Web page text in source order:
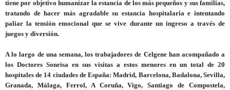
tiene por objetivo humanizar la estancia de los más pequeños y sus familias,
tratando de hacer más agradable su estancia hospitalaria e intentando
paliar la tensión emocional que se vive durante un ingreso a través de
juegos y diversión.
A lo largo de una semana, los trabajadores de Celgene han acompañado a
los Doctores Sonrisa en sus visitas a estos menores en un total de 20
hospitales de 14 ciudades de España: Madrid, Barcelona, Badalona, Sevilla,
Granada, Málaga, Ferrol, A Coruña, Vigo, Santiago de Compostela,